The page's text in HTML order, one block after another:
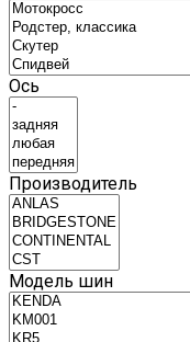
Ось
Производитель
Модель шин